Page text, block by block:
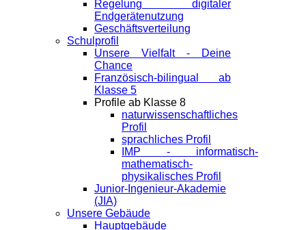
Regelung digitaler
Endgeräte­nutzung
Geschäftsverteilung
Schulprofil
Unsere Vielfalt - Deine
Chance
Französisch-bilingual ab
Klasse 5
Profile ab Klasse 8
naturwissenschaftliches
Profil
sprachliches Profil
IMP - informatisch-
mathematisch-
physikalisches Profil
Junior-Ingenieur-Akademie
(JIA)
Unsere Gebäude
Hauptgebäude